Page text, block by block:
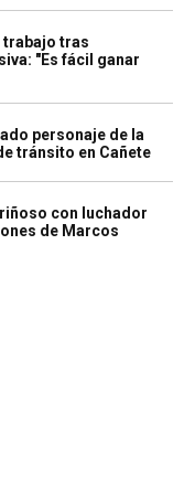
trabajo tras
"Es fácil ganar
personaje de la
tránsito en Cañete
con luchador
de Marcos